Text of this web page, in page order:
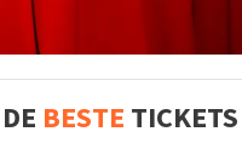
DE BESTE TICKETS